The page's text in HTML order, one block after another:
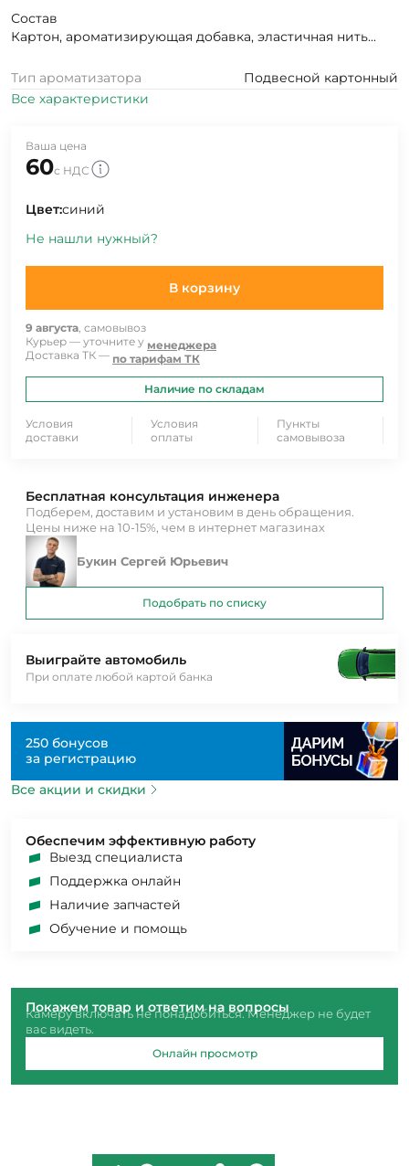
Состав
Картон, ароматизирующая добавка, эластичная нить...
Тип ароматизатора
Подвесной картонный
Все характеристики
Ваша цена
60с НДС
Цвет:синий
Не нашли нужный?
В корзину
9 августа, самовывоз
Курьер — уточните у менеджера
Доставка ТК — по тарифам ТК
Наличие по складам
Условия
доставки
Условия
оплаты
Пункты
самовывоза
Выиграйте автомобиль
При оплате любой картой банка
250 бонусов
за регистрацию
Все акции и скидки
Обеспечим эффективную работу
Выезд специалиста
Поддержка онлайн
Наличие запчастей
Обучение и помощь
Покажем товар и ответим на вопросы
Камеру включать не понадобиться. Менеджер не будет
вас видеть.
Онлайн просмотр
Бесплатная консультация инженера
Подберем, доставим и установим в день обращения.
Цены ниже на 10-15%, чем в интернет магазинах
Букин Сергей Юрьевич
Подобрать по списку